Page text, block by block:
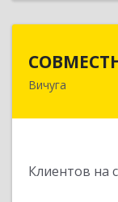
Вичуга
Клиентов на
155331,